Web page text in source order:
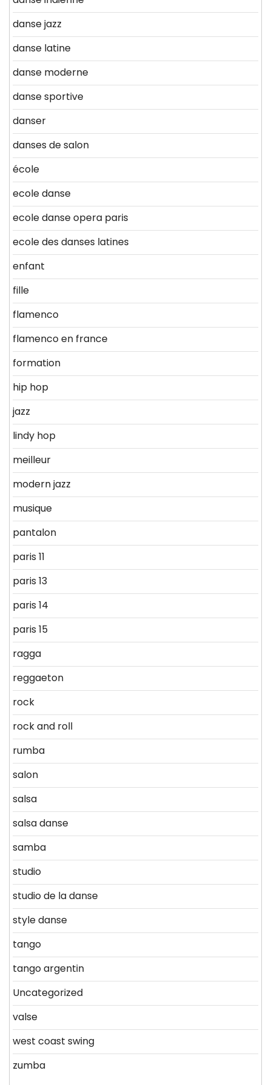
danse jazz
danse latine
danse moderne
danse sportive
danser
danses de salon
école
ecole danse
ecole danse opera paris
ecole des danses latines
enfant
fille
flamenco
flamenco en france
formation
hip hop
jazz
lindy hop
meilleur
modern jazz
musique
pantalon
paris 11
paris 13
paris 14
paris 15
ragga
reggaeton
rock
rock and roll
rumba
salon
salsa
salsa danse
samba
studio
studio de la danse
style danse
tango
tango argentin
Uncategorized
valse
west coast swing
zumba